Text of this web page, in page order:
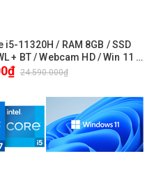
11320H / RAM 8GB / SSD
+ BT / Webcam HD / Win 11 /
/ 1Yrs Pro - (V4I5214W)
24.590.000₫